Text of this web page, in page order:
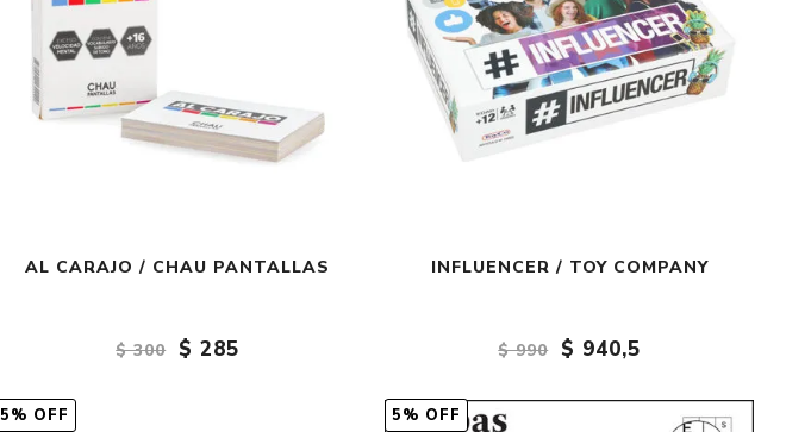
AL CARAJO / CHAU PANTALLAS
$ 300 $ 285
INFLUENCER / TOY COMPANY
$ 990 $ 940,5
5% OFF 5% OFF